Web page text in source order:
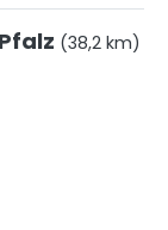
(38,2 km)